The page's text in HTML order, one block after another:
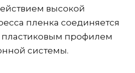
высокой
пленка соединяется
профилем
системы.